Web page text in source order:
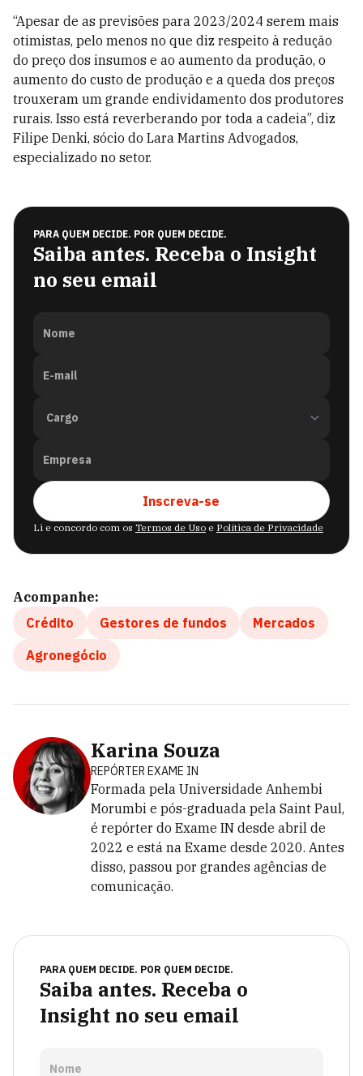
“Apesar de as previsões para 2023/2024 serem mais
otimistas, pelo menos no que diz respeito à redução
do preço dos insumos e ao aumento da produção, o
aumento do custo de produção e a queda dos preços
trouxeram um grande endividamento dos produtores
rurais. Isso está reverberando por toda a cadeia”, diz
Filipe Denki, sócio do Lara Martins Advogados,
especializado no setor.
PARA QUEM DECIDE. POR QUEM DECIDE.
Saiba antes. Receba o Insight
no seu email
Nome
E-mail
Empresa
Inscreva-se
Li e concordo com os Termos de Uso e Política de Privacidade
Acompanhe:
Crédito
Gestores de fundos
Mercados
Agronegócio
Karina Souza
REPÓRTER EXAME IN
Formada pela Universidade Anhembi
Morumbi e pós-graduada pela Saint Paul,
é repórter do Exame IN desde abril de
2022 e está na Exame desde 2020. Antes
disso, passou por grandes agências de
comunicação.
PARA QUEM DECIDE. POR QUEM DECIDE.
Saiba antes. Receba o
Insight no seu email
Nome